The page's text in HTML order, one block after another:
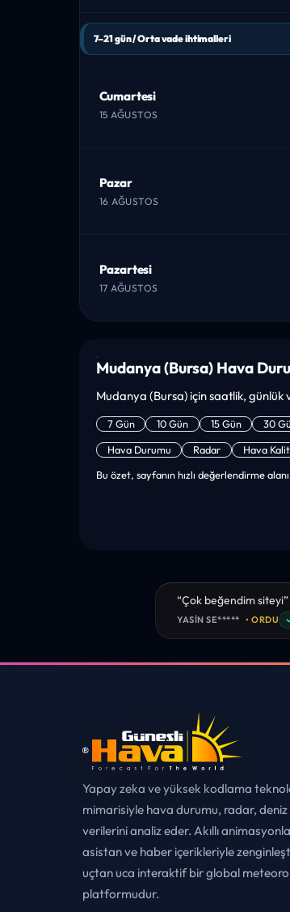
7–21 gün / Orta vade ihtimalleri
Cumartesi
15 AĞUSTOS
Pazar
16 AĞUSTOS
Pazartesi
17 AĞUSTOS
Mudanya (Bursa) Hava
Mudanya (Bursa) için saatlik, günlük
7 Gün 10 Gün 15 Gün 30
Hava Durumu
Radar Hava
Bu özet, sayfanın hızlı değerlendirme
“sanırım yeni bir
tebrikler. sitede